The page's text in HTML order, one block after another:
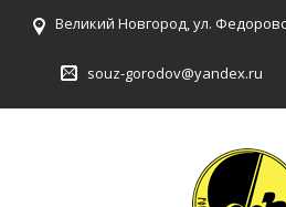
Великий Новгород, ул.
souz-gorodov@yandex.ru